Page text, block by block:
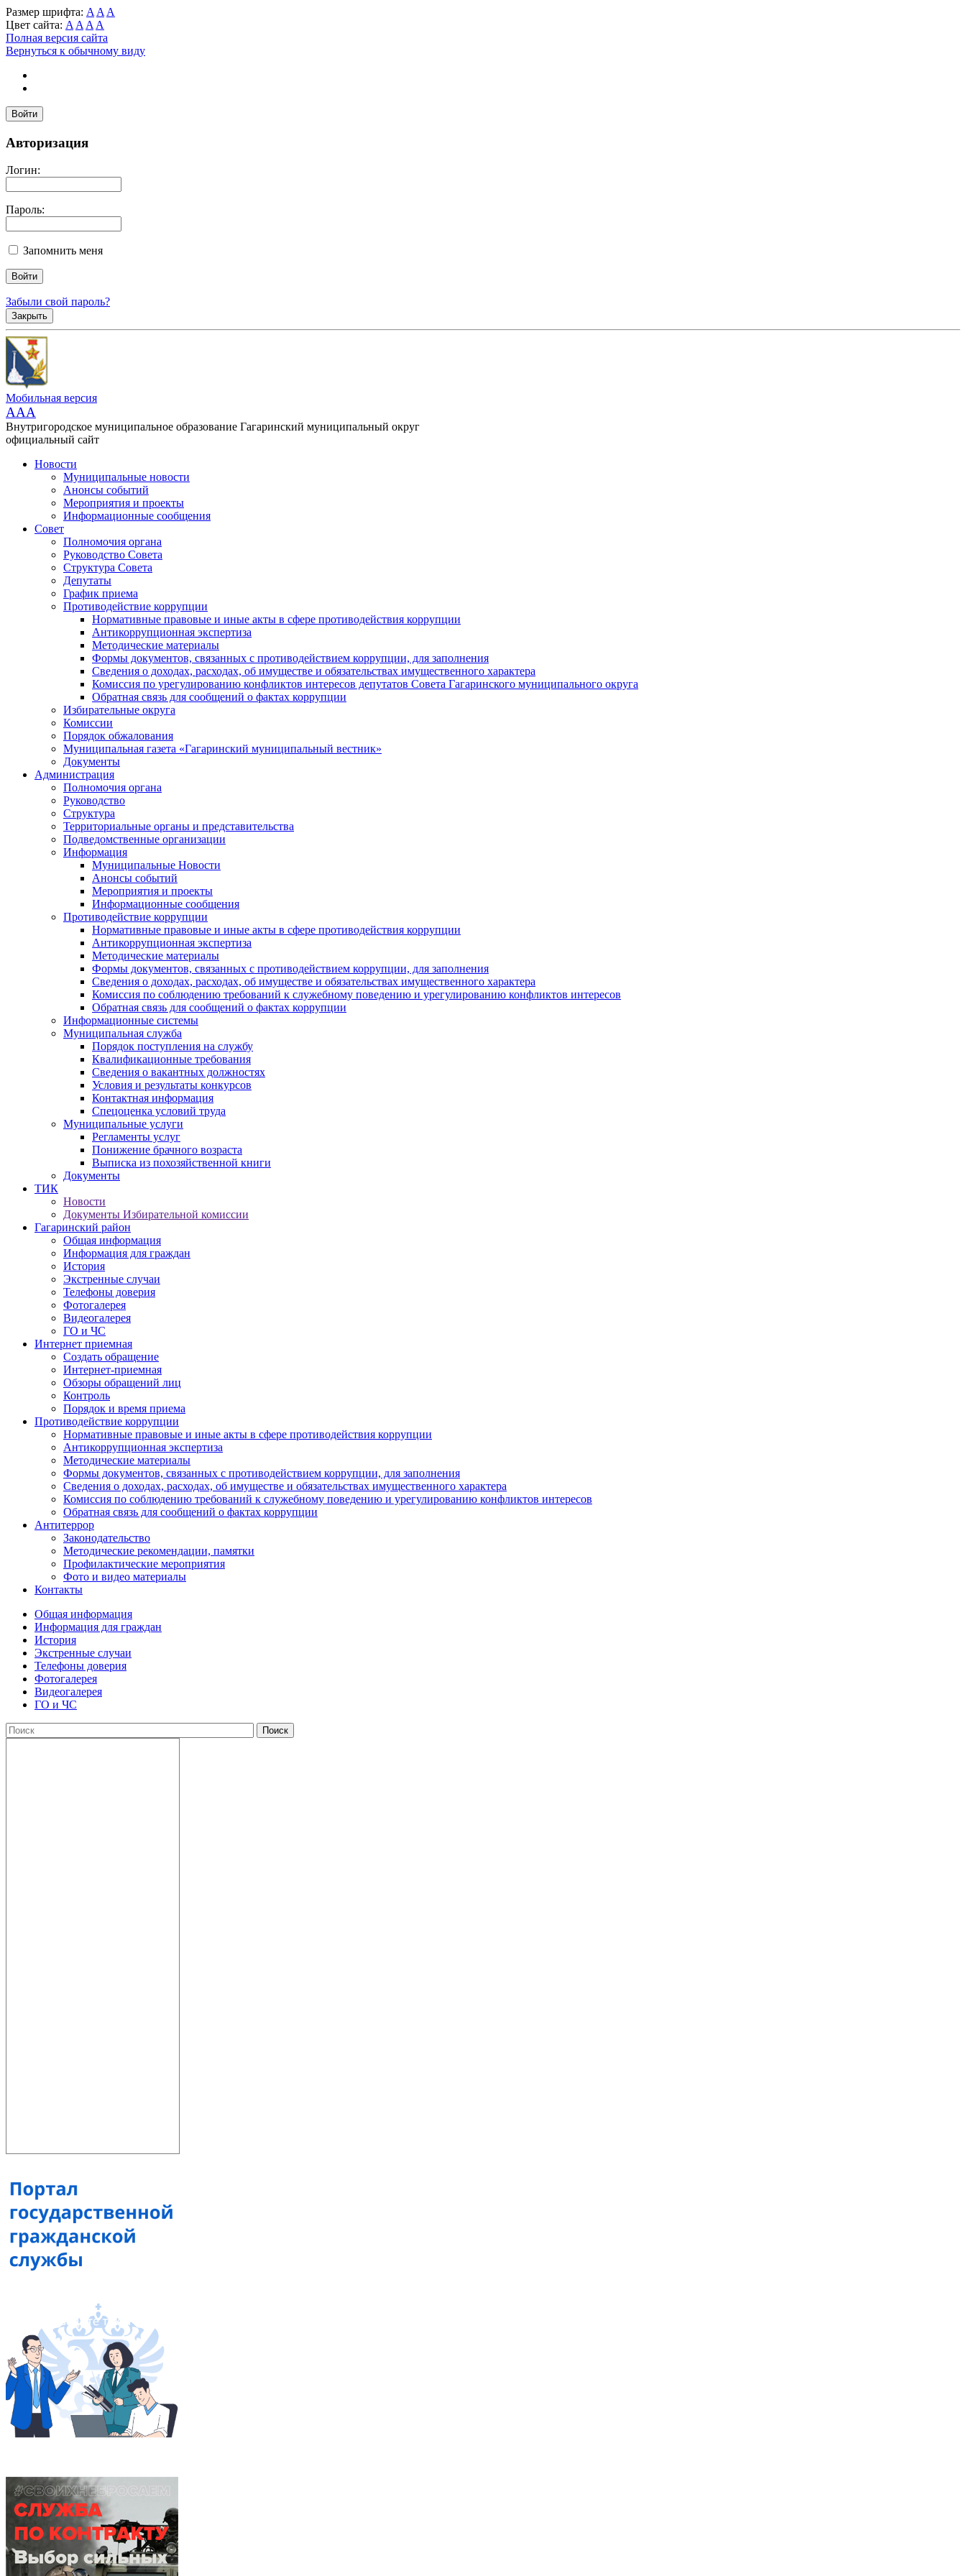
Размер шрифта: A A A
Цвет сайта: A A A A
Полная версия сайта
Вернуться к обычному виду
Войти
Авторизация
Логин:
Пароль:
Запомнить меня
Забыли свой пароль?
Закрыть
Мобильная версия
AAA
Внутригородское муниципальное образование Гагаринский муниципальный округ
официальный сайт
Новости
Муниципальные новости
Анонсы событий
Мероприятия и проекты
Информационные сообщения
Совет
Полномочия органа
Руководство Совета
Структура Совета
Депутаты
График приема
Противодействие коррупции
Нормативные правовые и иные акты в сфере противодействия коррупции
Антикоррупционная экспертиза
Методические материалы
Формы документов, связанных с противодействием коррупции, для заполнения
Сведения о доходах, расходах, об имуществе и обязательствах имущественного характера
Комиссия по урегулированию конфликтов интересов депутатов Совета Гагаринского муниципального округа
Обратная связь для сообщений о фактах коррупции
Избирательные округа
Комиссии
Порядок обжалования
Муниципальная газета «Гагаринский муниципальный вестник»
Документы
Администрация
Полномочия органа
Руководство
Структура
Территориальные органы и представительства
Подведомственные организации
Информация
Муниципальные Новости
Анонсы событий
Мероприятия и проекты
Информационные сообщения
Противодействие коррупции
Нормативные правовые и иные акты в сфере противодействия коррупции
Антикоррупционная экспертиза
Методические материалы
Формы документов, связанных с противодействием коррупции, для заполнения
Сведения о доходах, расходах, об имуществе и обязательствах имущественного характера
Комиссия по соблюдению требований к служебному поведению и урегулированию конфликтов интересов
Обратная связь для сообщений о фактах коррупции
Информационные системы
Муниципальная служба
Порядок поступления на службу
Квалификационные требования
Сведения о вакантных должностях
Условия и результаты конкурсов
Контактная информация
Спецоценка условий труда
Муниципальные услуги
Регламенты услуг
Понижение брачного возраста
Выписка из похозяйственной книги
Документы
ТИК
Новости
Документы Избирательной комиссии
Гагаринский район
Общая информация
Информация для граждан
История
Экстренные случаи
Телефоны доверия
Фотогалерея
Видеогалерея
ГО и ЧС
Интернет приемная
Создать обращение
Интернет-приемная
Обзоры обращений лиц
Контроль
Порядок и время приема
Противодействие коррупции
Нормативные правовые и иные акты в сфере противодействия коррупции
Антикоррупционная экспертиза
Методические материалы
Формы документов, связанных с противодействием коррупции, для заполнения
Сведения о доходах, расходах, об имуществе и обязательствах имущественного характера
Комиссия по соблюдению требований к служебному поведению и урегулированию конфликтов интересов
Обратная связь для сообщений о фактах коррупции
Антитеррор
Законодательство
Методические рекомендации, памятки
Профилактические мероприятия
Фото и видео материалы
Контакты
Общая информация
Информация для граждан
История
Экстренные случаи
Телефоны доверия
Фотогалерея
Видеогалерея
ГО и ЧС